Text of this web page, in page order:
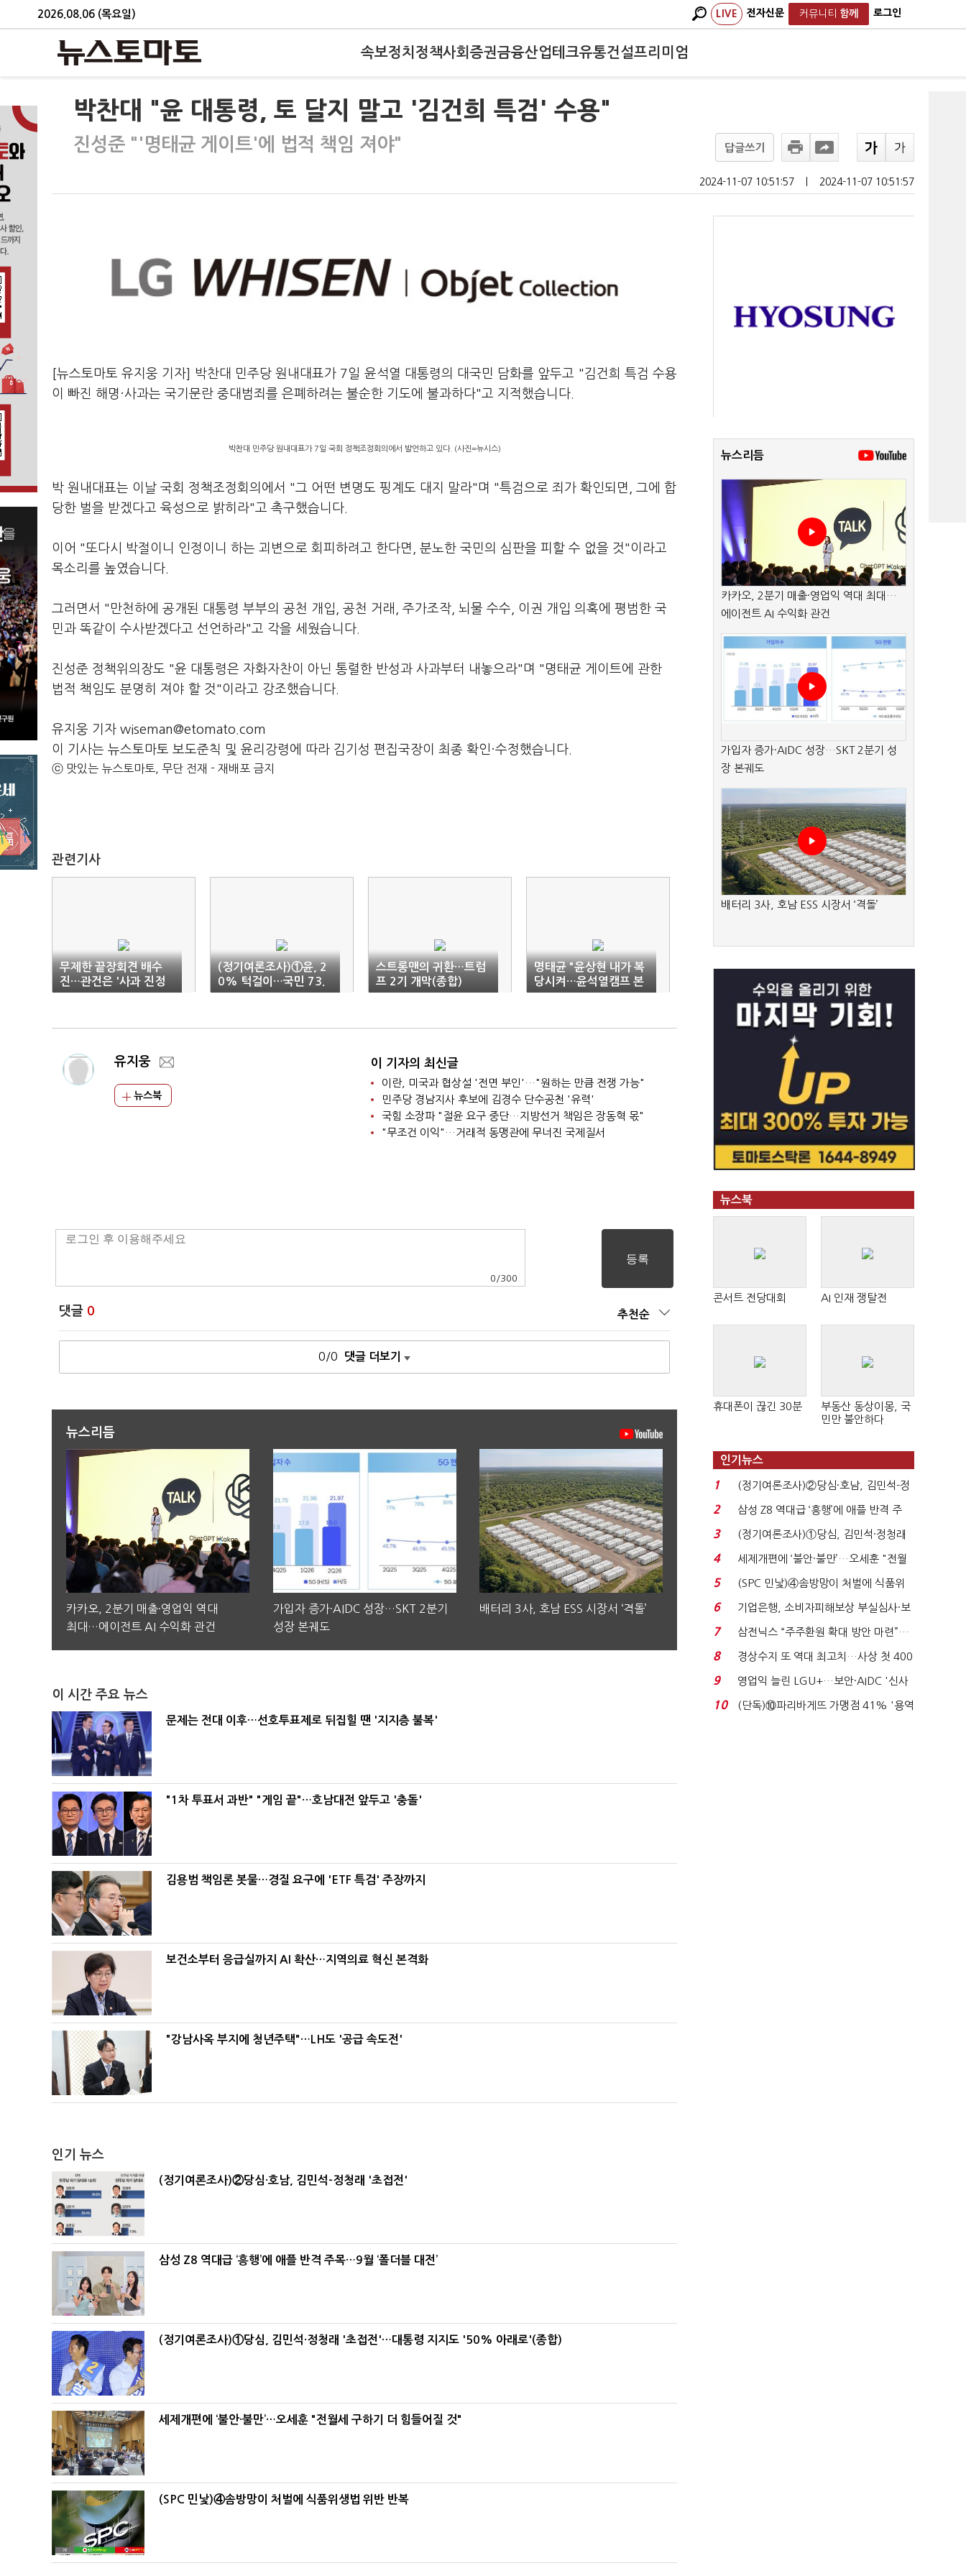
2026.08.06 (목요일) LIVE 전자신문 커뮤니티 함께 로그인
속보정치 정책사회 증권금융산업테크유통건설프리미엄
박찬대 "윤 대통령, 토 달지 말고 '김건희 특검' 수용"
진성준 "'명태균 게이트'에 법적 책임 져야" 답글쓰기
2024-11-07 10:51:57 2024-11-07 10:51:57
[뉴스토마토 유지웅 기자] 박찬대 민주당 원내대표가 7일 윤석열 대통령의 대국민 담화를 앞두고 "김건희 특검 수용
이 빠진 해명·사과는 국기문란 중대범죄를 은폐하려는 불순한 기도에 불과하다"고 지적했습니다.
박찬대 민주당 원내대표가 7일 국회 정책조정회의에서 발언하고 있다. (사진=뉴시스)
박 원내대표는 이날 국회 정책조정회의에서 "그 어떤 변명도 핑계도 대지 말라"며 "특검으로 죄가 확인되면, 그에 합
당한 벌을 받겠다고 육성으로 밝히라"고 촉구했습니다.
이어 "또다시 박절이니 인정이니 하는 괴변으로 회피하려고 한다면, 분노한 국민의 심판을 피할 수 없을 것"이라고
목소리를 높였습니다.
그러면서 "만천하에 공개된 대통령 부부의 공천 개입, 공천 거래, 주가조작, 뇌물 수수, 이권 개입 의혹에 평범한 국
민과 똑같이 수사받겠다고 선언하라"고 각을 세웠습니다.
진성준 정책위의장도 "윤 대통령은 자화자찬이 아닌 통렬한 반성과 사과부터 내놓으라"며 "명태균 게이트에 관한
법적 책임도 분명히 져야 할 것"이라고 강조했습니다.
유지웅 기자 wiseman@etomato.com
이 기사는 뉴스토마토 보도준칙 및 윤리강령에 따라 김기성 편집국장이 최종 확인·수정했습니다.
ⓒ 맛있는 뉴스토마토, 무단 전재 - 재배포 금지
관련기사
무제한 끝장회견 배수
진…관건은 '사과 진정
성'
(정기여론조사)①윤, 2
0% 턱걸이…국민 73.
9% "국정 부담 요인은
스트롱맨의 귀환…트럼
프 2기 개막(종합)
명태균 "윤상현 내가 복
당시켜…윤석열캠프 본
부장 맡을 것"
유지웅
뉴스북
이 기자의 최신글
이란, 미국과 협상설 '전면 부인'…"원하는 만큼 전쟁 가능"
민주당 경남지사 후보에 김경수 단수공천 '유력'
국힘 소장파 "절윤 요구 중단…지방선거 책임은 장동혁 몫"
"무조건 이익"…거래적 동맹관에 무너진 국제질서
0 /300
댓글 0 추천순
0/0 댓글 더보기
뉴스리듬
카카오, 2분기 매출·영업익 역대
최대…에이전트 AI 수익화 관건
가입자 증가·AIDC 성장…SKT 2분기
성장 본궤도
배터리 3사, 호남 ESS 시장서 ‘격돌’
이 시간 주요 뉴스
문제는 전대 이후…선호투표제로 뒤집힐 땐 '지지층 불복'
"1차 투표서 과반" "게임 끝"…호남대전 앞두고 '충돌'
김용범 책임론 봇물…경질 요구에 'ETF 특검' 주장까지
보건소부터 응급실까지 AI 확산…지역의료 혁신 본격화
"강남사옥 부지에 청년주택"…LH도 '공급 속도전'
인기 뉴스
(정기여론조사)②당심·호남, 김민석-정청래 '초접전'
삼성 Z8 역대급 ‘흥행’에 애플 반격 주목…9월 ‘폴더블 대전’
(정기여론조사)①당심, 김민석·정청래 '초접전'…대통령 지지도 '50% 아래로'(종합)
세제개편에 ‘불안·불만’…오세훈 "전월세 구하기 더 힘들어질 것"
(SPC 민낯)④솜방망이 처벌에 식품위생법 위반 반복
뉴스리듬
카카오, 2분기 매출·영업익 역대 최대…
에이전트 AI 수익화 관건
가입자 증가·AIDC 성장…SKT 2분기 성
장 본궤도
배터리 3사, 호남 ESS 시장서 ‘격돌’
뉴스북
콘서트 전당대회 AI 인재 쟁탈전
휴대폰이 끊긴 30분
부동산 동상이몽, 국
민만 불안하다
인기뉴스
1
(정기여론조사)②당심·호남, 김민석-정
청래 '초접전'...
2
삼성 Z8 역대급 ‘흥행’에 애플 반격 주
목…9월 ‘폴...
3
(정기여론조사)①당심, 김민석·정청래
'초접전'…대통령 ...
4
세제개편에 ‘불안·불만’…오세훈 "전월
세 구하기 더 ...
5
(SPC 민낯)④솜방망이 처벌에 식품위
생법 위반 반복...
6
기업은행, 소비자피해보상 부실심사·보
이스피싱 공시 ...
7
삼전닉스 “주주환원 확대 방안 마련”…
로이터에 성명...
8
경상수지 또 역대 최고치…사상 첫 400
억달러에 '3% 성...
9
영업익 늘린 LGU+…보안·AIDC '신사
업 드라이브'...
10
(단독)⑩파리바게뜨 가맹점 41% '용역